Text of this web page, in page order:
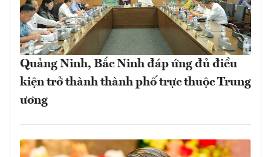
Quảng Ninh, Bắc Ninh đáp ứng đủ điều
kiện trở thành thành phố trực thuộc Trung
ương